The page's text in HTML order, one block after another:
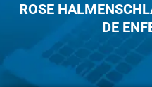
ROSE
DE